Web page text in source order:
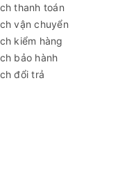
thanh toán
vận chuyển
kiểm hàng
bảo hành
đổi trả